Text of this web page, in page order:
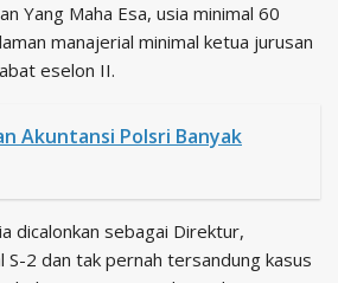
Yang Maha Esa, usia minimal 60
manajerial minimal ketua jurusan
eselon II.
Akuntansi Polsri Banyak
dicalonkan sebagai Direktur,
S-2 dan tak pernah tersandung kasus